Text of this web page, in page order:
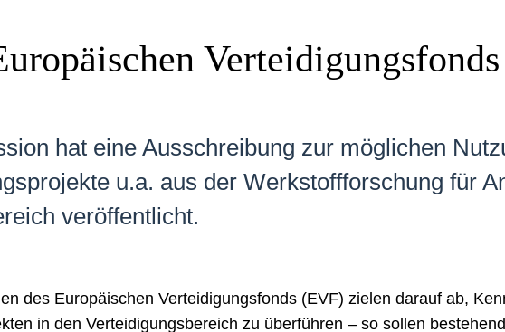
hat eine Ausschreibung zur möglichen
u.a. aus der Werkstoffforschung für
veröffentlicht.
des Europäischen Verteidigungsfonds (EVF) zielen darauf ab,
in den Verteidigungsbereich zu überführen – so sollen